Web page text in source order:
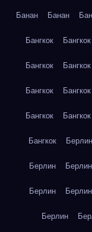
Банан Банан
Бангкок Бангкок
Бангкок Бангкок
Бангкок Бангкок
Бангкок Бангкок
Бангкок Берлин
Берлин Берлин
Берлин Берлин
Берлин